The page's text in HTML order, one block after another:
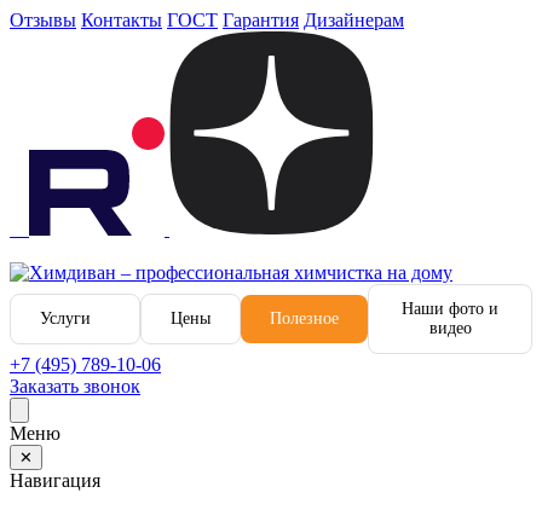
Отзывы Контакты ГОСТ Гарантия Дизайнерам
Услуги Цены Полезное
Наши фото и
видео
+7 (495) 789-10-06
Заказать звонок
Меню
✕
Навигация